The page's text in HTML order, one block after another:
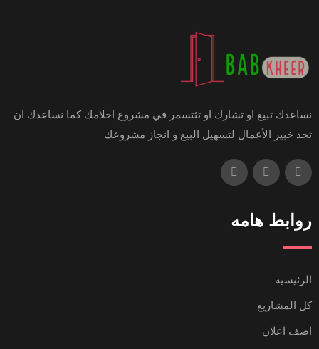
نساعدك تبيع او تشارك او تثتسمر في مشروع احلامك كما نساعدك ان
تجد خبير الأعمال لتسهيل البيع و انجاز مشروعك
روابط هامه
الرئيسيه
كل المشاريع
اضف اعلان